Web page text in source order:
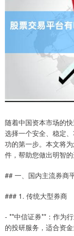
随着中国资本市场的
选择一个安全、稳定
功的第一步。本文将
件，帮助您做出明智的
## 一、国内主流券商
### 1. 传统大型券商
- **中信证券**：作为
的投研服务，适合资